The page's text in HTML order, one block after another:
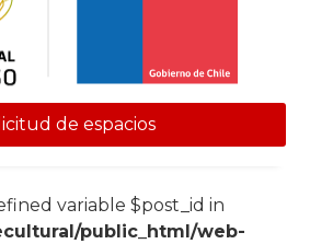
de espacios
variable $post_id in
public_html/web-